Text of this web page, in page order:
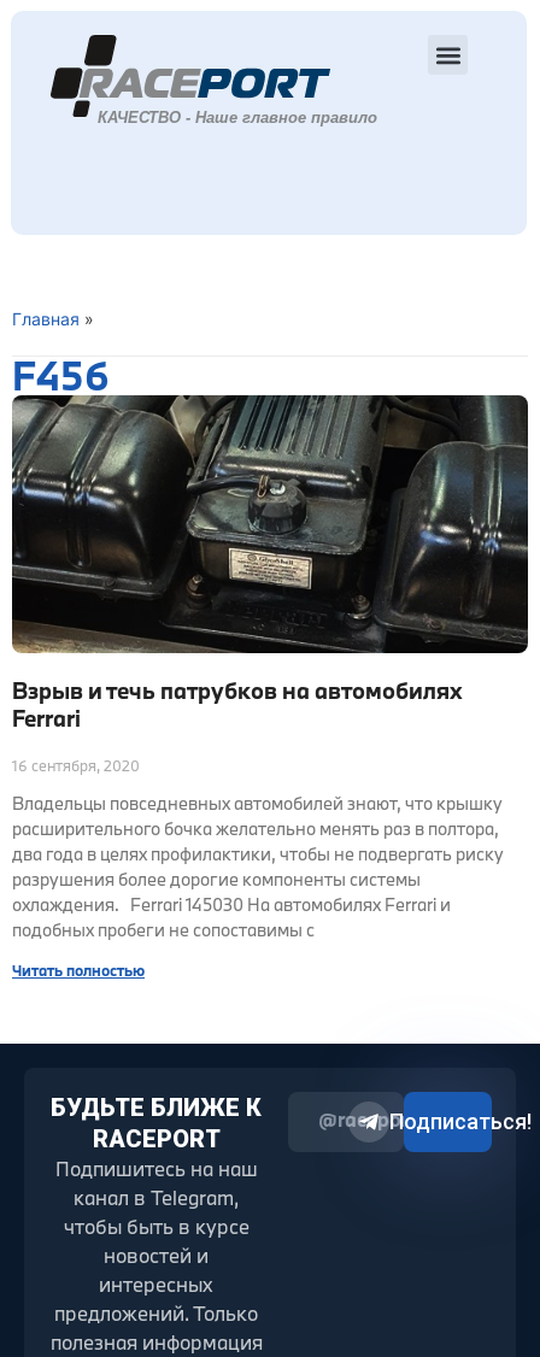
Главная »
F456
Взрыв и течь патрубков на автомобилях
Ferrari
16 сентября, 2020
Владельцы повседневных автомобилей знают, что крышку
расширительного бочка желательно менять раз в полтора,
два года в целях профилактики, чтобы не подвергать риску
разрушения более дорогие компоненты системы
охлаждения. Ferrari 145030 На автомобилях Ferrari и
подобных пробеги не сопоставимы с
Читать полностью
БУДЬТЕ БЛИЖЕ К
RACEPORT
Подпишитесь на наш
канал в Telegram,
чтобы быть в курсе
новостей и
интересных
предложений. Только
полезная информация
@raceport2022
Подписаться!